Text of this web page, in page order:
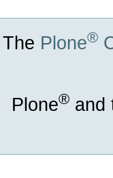
The Plone®
Plone® and